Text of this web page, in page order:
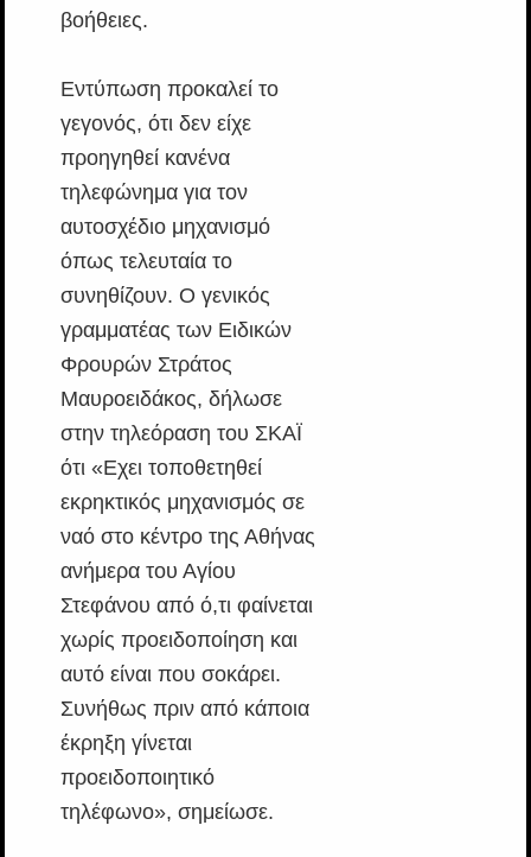
βοήθειες.
Εντύπωση προκαλεί το
γεγονός, ότι δεν είχε
προηγηθεί κανένα
τηλεφώνημα για τον
αυτοσχέδιο μηχανισμό
όπως τελευταία το
συνηθίζουν. Ο γενικός
γραμματέας των Ειδικών
Φρουρών Στράτος
Μαυροειδάκος, δήλωσε
στην τηλεόραση του ΣΚΑΪ
ότι «Εχει τοποθετηθεί
εκρηκτικός μηχανισμός σε
ναό στο κέντρο της Αθήνας
ανήμερα του Αγίου
Στεφάνου από ό,τι φαίνεται
χωρίς προειδοποίηση και
αυτό είναι που σοκάρει.
Συνήθως πριν από κάποια
έκρηξη γίνεται
προειδοποιητικό
τηλέφωνο», σημείωσε.